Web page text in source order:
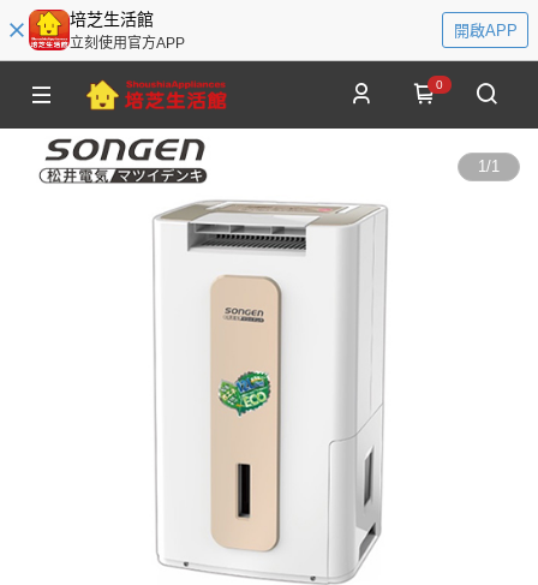
培芝生活館
立刻使用官方APP
開啟APP
0
1/1